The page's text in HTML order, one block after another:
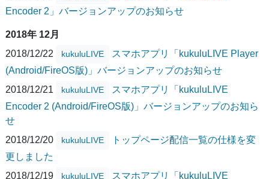
Encoder 2」バージョンアップのお知らせ
2018年 12月
2018/12/22
kukuluLIVE
スマホアプリ「kukuluLIVE Player
(Android/FireOS版)」バージョンアップのお知らせ
2018/12/21
kukuluLIVE
スマホアプリ「kukuluLIVE
Encoder 2 (Android/FireOS版)」バージョンアップのお知ら
せ
2018/12/20
kukuluLIVE
トップページ配信一覧の仕様を変
更しました
2018/12/19
kukuluLIVE
スマホアプリ「kukuluLIVE